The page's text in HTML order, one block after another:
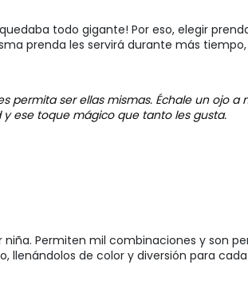
todo gigante! Por eso, elegir
prenda les servirá durante más
permita ser ellas mismas. Échale un ojo
ese toque mágico que tanto les gusta.
Permiten mil combinaciones y son
llenándolos de color y diversión para